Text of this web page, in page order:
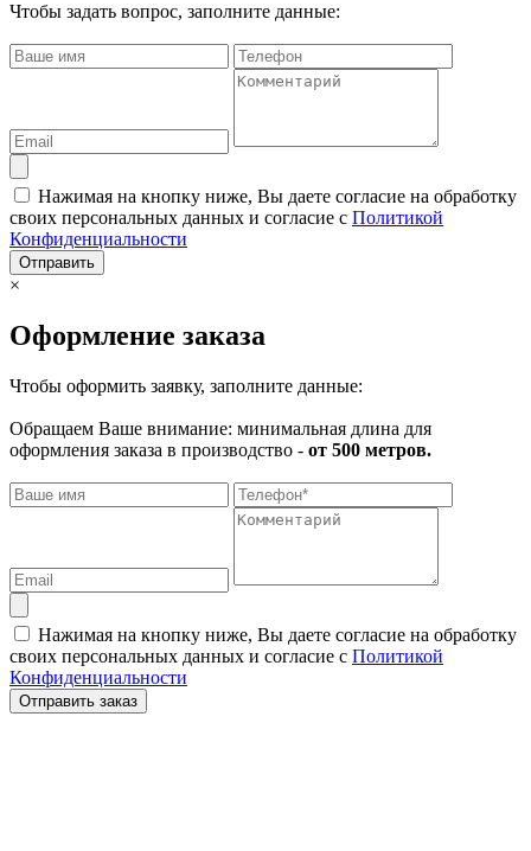
Чтобы задать вопрос, заполните данные:
Нажимая на кнопку ниже, Вы даете согласие на обработку
своих персональных данных и согласие с Политикой
Конфиденциальности
Отправить
×
Оформление заказа
Чтобы оформить заявку, заполните данные:
Обращаем Ваше внимание: минимальная длина для
оформления заказа в производство - от 500 метров.
Нажимая на кнопку ниже, Вы даете согласие на обработку
своих персональных данных и согласие с Политикой
Конфиденциальности
Отправить заказ